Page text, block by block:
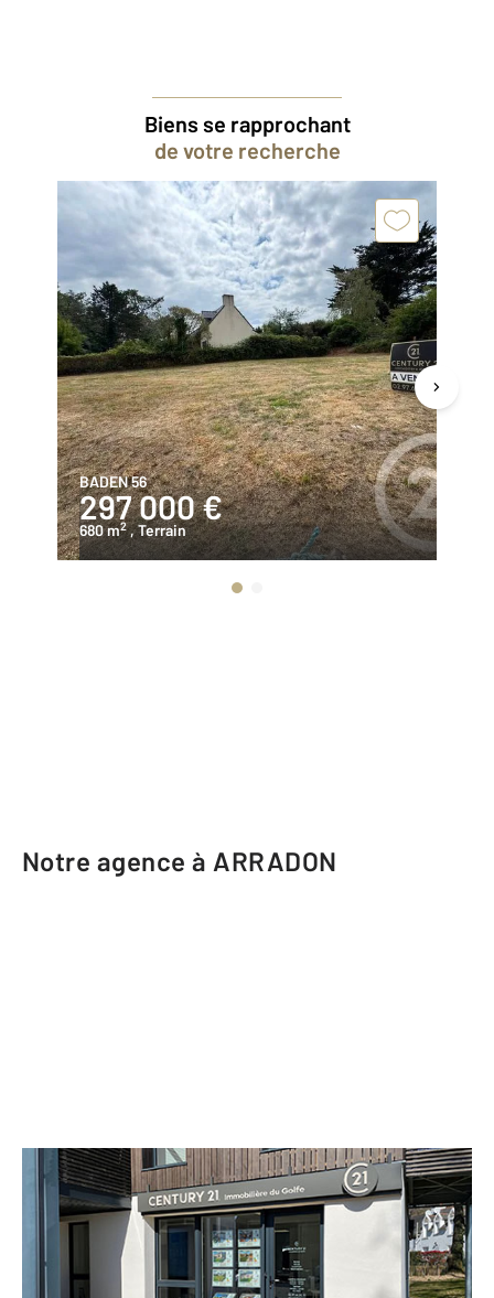
Biens se rapprochant
de votre recherche
BADEN 56
297 000 €
680 m2 , Terrain
Notre agence à ARRADON
CENTURY 21 Immobilière du Golfe
2 Allée Jules Verne Immeuble le
Sextant
ARRADON - 56610